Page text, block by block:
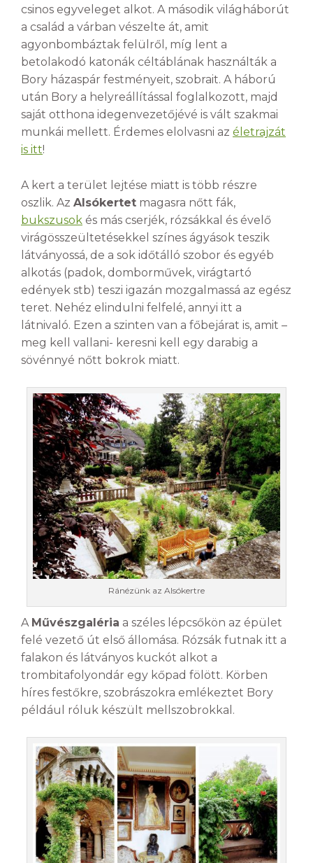
csinos egyveleget alkot. A második világháborút
a család a várban vészelte át, amit
agyonbombáztak felülről, míg lent a
betolakodó katonák céltáblának használták a
Bory házaspár festményeit, szobrait. A háború
után Bory a helyreállítással foglalkozott, majd
saját otthona idegenvezetőjévé is vált szakmai
munkái mellett. Érdemes elolvasni az életrajzát
is itt!
A kert a terület lejtése miatt is több részre
oszlik. Az Alsókertet magasra nőtt fák,
bukszusok és más cserjék, rózsákkal és évelő
virágösszeültetésekkel színes ágyások teszik
látványossá, de a sok időtálló szobor és egyéb
alkotás (padok, domborművek, virágtartó
edények stb) teszi igazán mozgalmassá az egész
teret. Nehéz elindulni felfelé, annyi itt a
látnivaló. Ezen a szinten van a főbejárat is, amit –
meg kell vallani- keresni kell egy darabig a
sövénnyé nőtt bokrok miatt.
Ránézünk az Alsókertre
A Művészgaléria a széles lépcsőkön az épület
felé vezető út első állomása. Rózsák futnak itt a
falakon és látványos kuckót alkot a
trombitafolyondár egy kőpad fölött. Körben
híres festőkre, szobrászokra emlékeztet Bory
például róluk készült mellszobrokkal.